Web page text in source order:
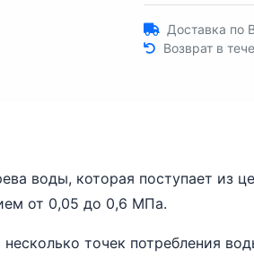
Доставка по
Возврат в
воды, которая поступает из
от 0,05 до 0,6 МПа.
точек потребления